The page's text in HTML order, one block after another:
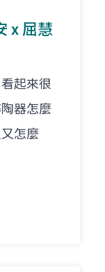
x 屈慧
起來很
器怎麼
怎麼